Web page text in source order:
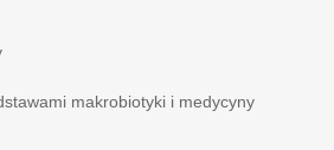
makrobiotyki i medycyny